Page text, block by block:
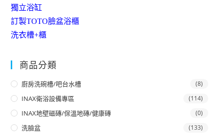
獨立浴缸
訂製TOTO臉盆浴櫃
洗衣槽+櫃
商品分類
廚房洗碗槽/吧台水槽 (8)
INAX衛浴設備專區 (114)
INAX地壁磁磚/保溫地磚/健康磚 (0)
洗臉盆 (133)